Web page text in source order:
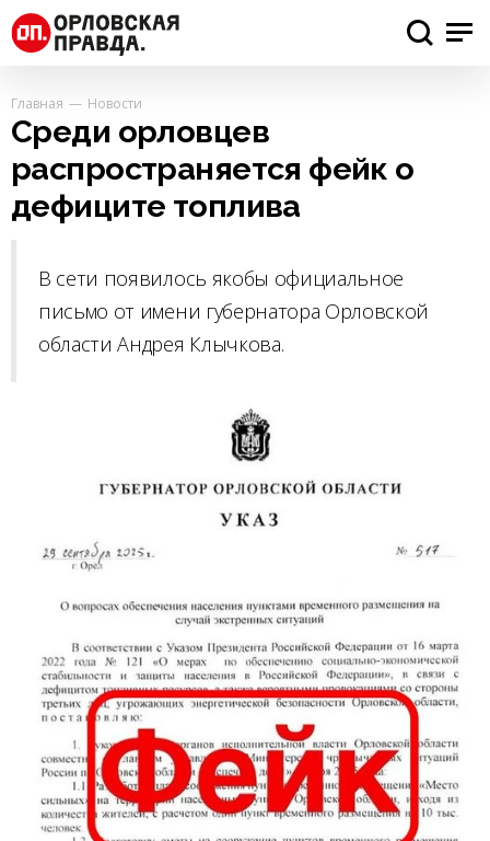
Главная Новости
Среди орловцев
распространяется фейк о
дефиците топлива
В сети появилось якобы официальное
письмо от имени губернатора Орловской
области Андрея Клычкова.